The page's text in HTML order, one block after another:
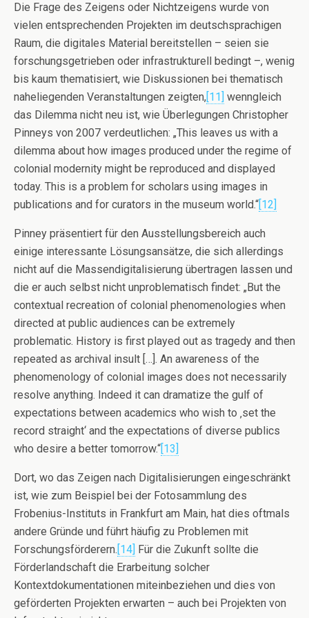
Die Frage des Zeigens oder Nichtzeigens wurde von
vielen entsprechenden Projekten im deutschsprachigen
Raum, die digitales Material bereitstellen – seien sie
forschungsgetrieben oder infrastrukturell bedingt –, wenig
bis kaum thematisiert, wie Diskussionen bei thematisch
naheliegenden Veranstaltungen zeigten,[11] wenngleich
das Dilemma nicht neu ist, wie Überlegungen Christopher
Pinneys von 2007 verdeutlichen: „This leaves us with a
dilemma about how images produced under the regime of
colonial modernity might be reproduced and displayed
today. This is a problem for scholars using images in
publications and for curators in the museum world.“[12]
Pinney präsentiert für den Ausstellungsbereich auch
einige interessante Lösungsansätze, die sich allerdings
nicht auf die Massendigitalisierung übertragen lassen und
die er auch selbst nicht unproblematisch findet: „But the
contextual recreation of colonial phenomenologies when
directed at public audiences can be extremely
problematic. History is first played out as tragedy and then
repeated as archival insult […]. An awareness of the
phenomenology of colonial images does not necessarily
resolve anything. Indeed it can dramatize the gulf of
expectations between academics who wish to ‚set the
record straight‘ and the expectations of diverse publics
who desire a better tomorrow.“[13]
Dort, wo das Zeigen nach Digitalisierungen eingeschränkt
ist, wie zum Beispiel bei der Fotosammlung des
Frobenius-Instituts in Frankfurt am Main, hat dies oftmals
andere Gründe und führt häufig zu Problemen mit
Forschungsförderern.[14] Für die Zukunft sollte die
Förderlandschaft die Erarbeitung solcher
Kontextdokumentationen miteinbeziehen und dies von
geförderten Projekten erwarten – auch bei Projekten von